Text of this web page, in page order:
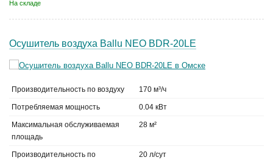
На складе
Осушитель воздуха Ballu NEO BDR-20LE
Производительность по воздуху 170 м³/ч
Потребляемая мощность 0.04 кВт
Максимальная обслуживаемая
площадь
28 м²
Производительность по
20 л/сут